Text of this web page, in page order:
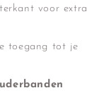
voor extra
toegang tot je